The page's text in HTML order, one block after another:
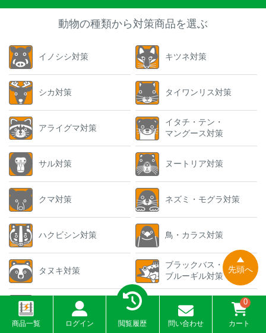
動物の種類から対策商品を選ぶ
イノシシ対策
シカ対策
アライグマ対策
サル対策
クマ対策
ハクビシン対策
タヌキ対策
アナグマ対策
キツネ対策
タイワンリス対策
イタチ・テン・
マングース対策
ヌートリア対策
ネズミ・モグラ対策
鳥・カラス対策
ブラックバス・
ブルーギル対策
商品一覧 ログイン 閲覧履歴 問い合わせ
0
カート
先頭へ